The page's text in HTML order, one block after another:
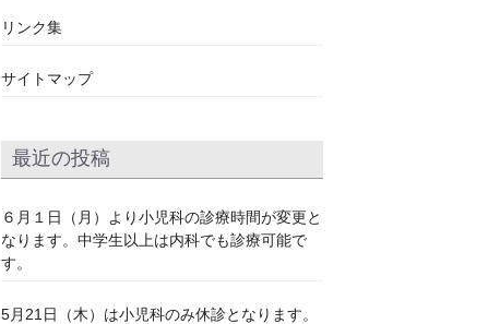
リンク集
サイトマップ
最近の投稿
６月１日（月）より小児科の診療時間が変更と
なります。中学生以上は内科でも診療可能で
す。
5月21日（木）は小児科のみ休診となります。